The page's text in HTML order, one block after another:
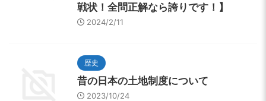
戦状！全問正解なら誇りです！】
2024/2/11
歴史
昔の日本の土地制度について
2023/10/24